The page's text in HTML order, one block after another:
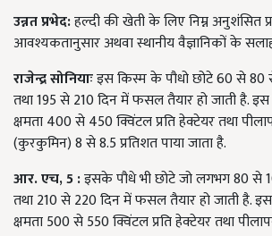
उन्नत प्रभेद:हल्दी की खेती के लिए निम्न अनुशंसित
आवश्यकतानुसार अथवा स्थानीय वैज्ञानिकों के
राजेन्द्र सोनियाःइस किस्म के पौधो छोटे 60 से 80
तथा 195 से 210 दिन में फसल तैयार हो जाती है.
क्षमता 400 से 450 क्विंटल प्रति हेक्टेयर तथा
(कुरकुमिन) 8 से 8.5 प्रतिशत पाया जाता है.
आर. एच, 5 :इसके पौधे भी छोटे जो लगभग 80 से
तथा 210 से 220 दिन में फसल तैयार हो जाती है.
क्षमता 500 से 550 क्विंटल प्रति हेक्टेयर तथा